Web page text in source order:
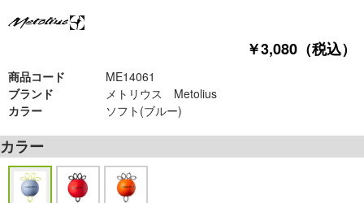
￥3,080（税込）
商品コード
ME14061
ブランド
メトリウス Metolius
カラー
ソフト(ブルー)
カラー